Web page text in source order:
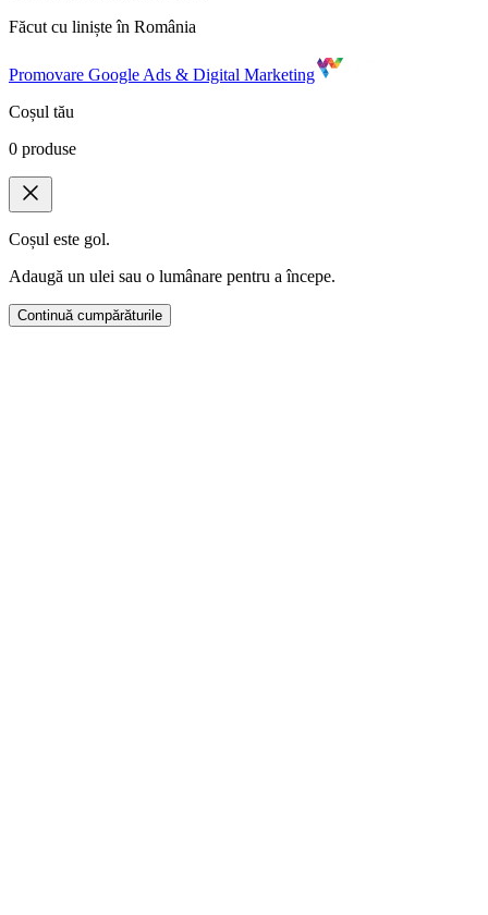
Făcut cu liniște în România
Promovare Google Ads & Digital Marketing
Coșul tău
0 produse
Coșul este gol.
Adaugă un ulei sau o lumânare pentru a începe.
Continuă cumpărăturile